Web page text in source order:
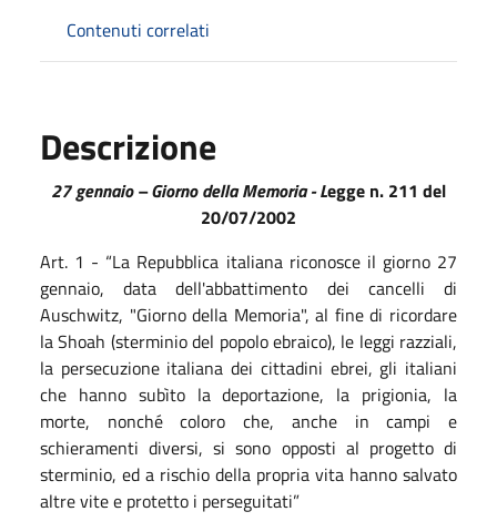
Contenuti correlati
Descrizione
27 gennaio – Giorno della Memoria -Legge n. 211 del
20/07/2002
Art. 1 - “La Repubblica italiana riconosce il giorno 27
gennaio, data dell'abbattimento dei cancelli di
Auschwitz, "Giorno della Memoria", al fine di ricordare
la Shoah (sterminio del popolo ebraico), le leggi razziali,
la persecuzione italiana dei cittadini ebrei, gli italiani
che hanno subìto la deportazione, la prigionia, la
morte, nonché coloro che, anche in campi e
schieramenti diversi, si sono opposti al progetto di
sterminio, ed a rischio della propria vita hanno salvato
altre vite e protetto i perseguitati”